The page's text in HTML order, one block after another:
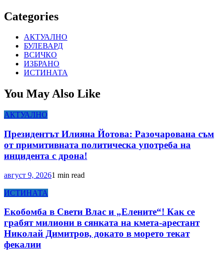
Categories
АКТУАЛНО
БУЛЕВАРД
ВСИЧКО
ИЗБРАНО
ИСТИНАТА
You May Also Like
АКТУАЛНО
Президентът Илияна Йотова: Разочарована съм
от примитивната политическа употреба на
инцидента с дрона!
август 9, 20261 min read
ИСТИНАТА
Екобомба в Свети Влас и „Елените“! Как се
грабят милиони в сянката на кмета-арестант
Николай Димитров, докато в морето текат
фекалии